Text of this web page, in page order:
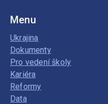
Menu
Ukrajina
Dokumenty
Pro vedení školy
Kariéra
Reformy
Data